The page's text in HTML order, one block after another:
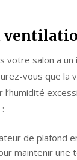
votre salon a
vous que la
de plafond
maintenir une